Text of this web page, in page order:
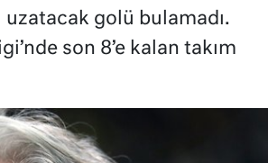
uzatacak golü bulamadı.
son 8’e kalan takım